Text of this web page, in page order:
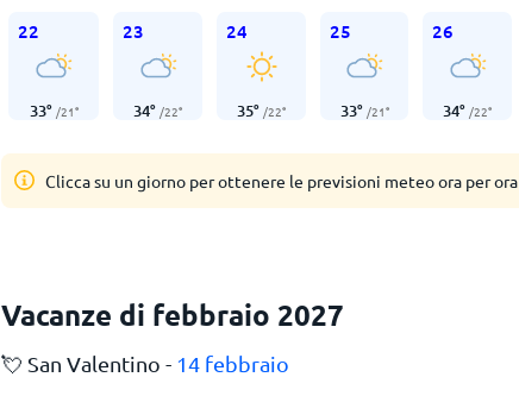
22
33° /21°
23
34° /22°
24
35° /22°
25
33° /21°
26
34° /22°
Clicca su un giorno per ottenere le previsioni meteo ora per ora
Vacanze di febbraio 2027
💘 San Valentino - 14 febbraio